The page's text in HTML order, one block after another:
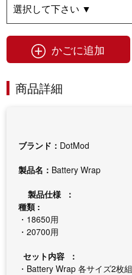
かごに追加
商品詳細
ブランド： DotMod
製品名： Battery Wrap
製品仕様 ：
種類 :
・18650用
・20700用
セット内容 ：
・Battery Wrap 各サイズ2枚組